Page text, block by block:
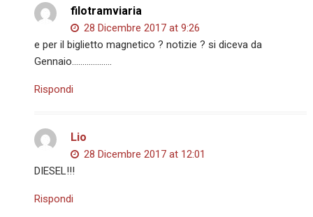
filotramviaria
28 Dicembre 2017 at 9:26
e per il biglietto magnetico ? notizie ? si diceva da
Gennaio……………….
Rispondi
Lio
28 Dicembre 2017 at 12:01
DIESEL!!!
Rispondi